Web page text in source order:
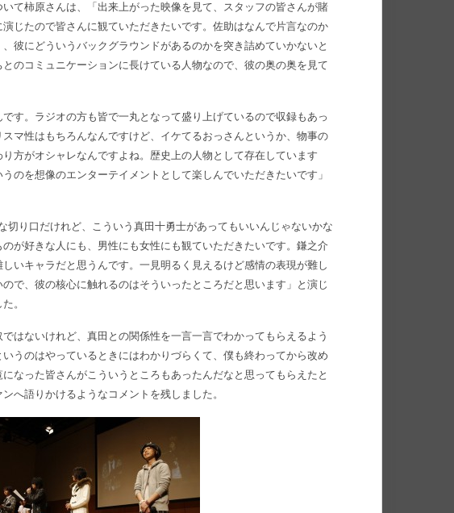
て柿原さんは、「出来上がった映像を見て、スタッフの皆さんが賭
じたので皆さんに観ていただきたいです。佐助はなんで片言なのか
彼にどういうバックグラウンドがあるのかを突き詰めていかないと
のコミュニケーションに長けている人物なので、彼の奥の奥を見て
す。ラジオの方も皆で一丸となって盛り上げているので収録もあっ
マ性はもちろんなんですけど、イケてるおっさんというか、物事の
方がオシャレなんですよね。歴史上の人物として存在しています
のを想像のエンターテイメントとして楽しんでいただきたいです」
切り口だけれど、こういう真田十勇士があってもいいんじゃないかな
が好きな人にも、男性にも女性にも観ていただきたいです。鎌之介
いキャラだと思うんです。一見明るく見えるけど感情の表現が難し
で、彼の核心に触れるのはそういったところだと思います」と演じ
。
はないけれど、真田との関係性を一言一言でわかってもらえるよう
うのはやっているときにはわかりづらくて、僕も終わってから改め
なった皆さんがこういうところもあったんだなと思ってもらえたと
へ語りかけるようなコメントを残しました。